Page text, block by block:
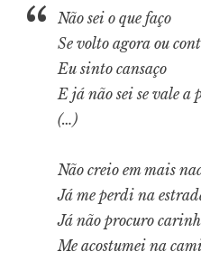
Não sei o que faço
Se volto agora ou
Eu sinto cansaço
E já não sei se vale a
(…)
Não creio em mais
Já me perdi na
Já não procuro
Me acostumei na